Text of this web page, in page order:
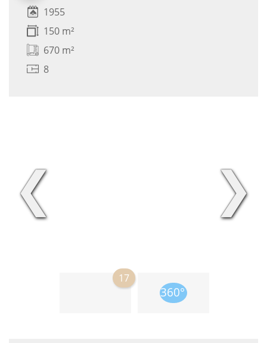
1955
150 m²
670 m²
8
❮ ❯
17